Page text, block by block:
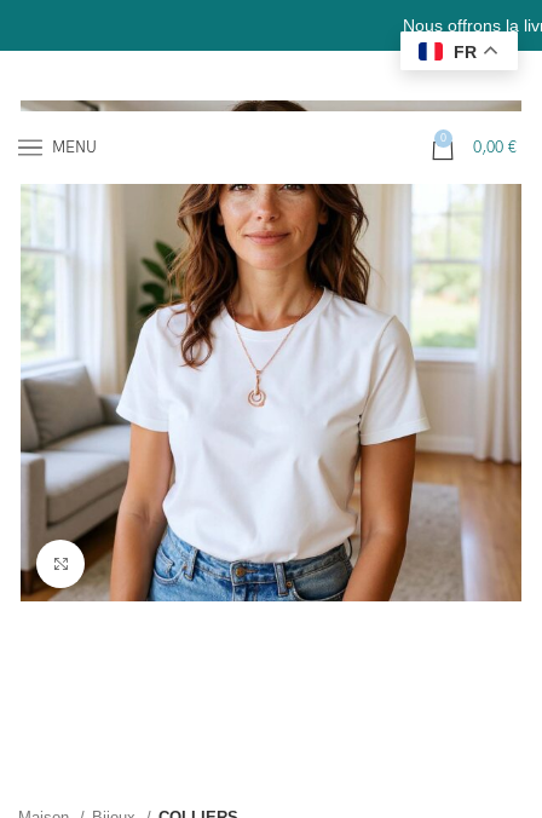
Nous offrons la
MENU 0 0,00 €
Cliquez pour agrandir
FR